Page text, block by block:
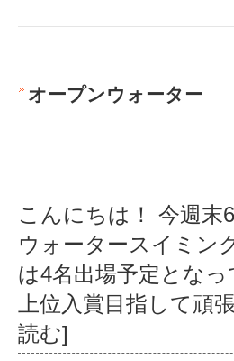
オープンウォーター
こんにちは！ 今週末
ウォータースイミン
は4名出場予定とな
上位入賞目指して頑
読む]